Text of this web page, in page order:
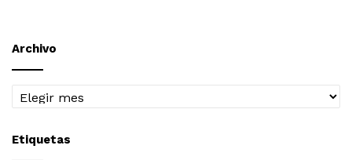
Archivo
Archivo
Etiquetas